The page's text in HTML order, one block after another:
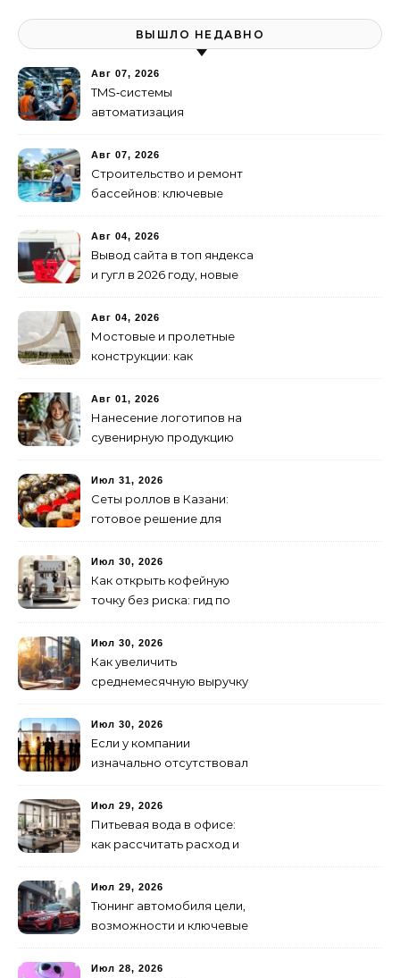
ВЫШЛО НЕДАВНО
Авг 07, 2026
TMS‑системы
автоматизация
Авг 07, 2026
Строительство и ремонт
бассейнов: ключевые
Авг 04, 2026
Вывод сайта в топ яндекса
и гугл в 2026 году, новые
Авг 04, 2026
Мостовые и пролетные
конструкции: как
изготовление и поставку
Авг 01, 2026
Нанесение логотипов на
сувенирную продукцию
Июл 31, 2026
Сеты роллов в Казани:
готовое решение для
друзьями
Июл 30, 2026
Как открыть кофейную
точку без риска: гид по
Июл 30, 2026
Как увеличить
среднемесячную выручку
лишних затрат
Июл 30, 2026
Если у компании
изначально отсутствовал
как не утонуть в хаосе
Июл 29, 2026
Питьевая вода в офисе:
как рассчитать расход и
Июл 29, 2026
Тюнинг автомобиля цели,
возможности и ключевые
транспортных средств
Июл 28, 2026